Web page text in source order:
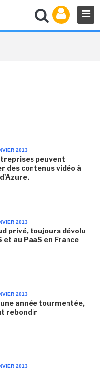
2013
peuvent
des contenus vidéo à
2013
privé, toujours dévolu
et au PaaS en France
2013
année tourmentée,
rebondir
2013